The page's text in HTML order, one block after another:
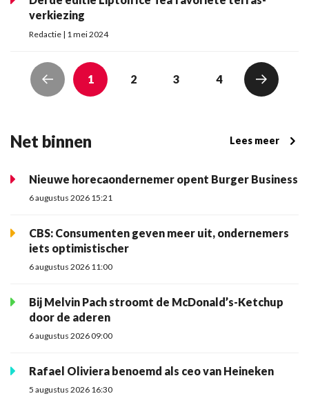
verkiezing
Redactie | 1 mei 2024
1 2 3 4
Net binnen Lees meer
Nieuwe horecaondernemer opent Burger Business
6 augustus 2026 15:21
CBS: Consumenten geven meer uit, ondernemers
iets optimistischer
6 augustus 2026 11:00
Bij Melvin Pach stroomt de McDonald’s-Ketchup
door de aderen
6 augustus 2026 09:00
Rafael Oliviera benoemd als ceo van Heineken
5 augustus 2026 16:30